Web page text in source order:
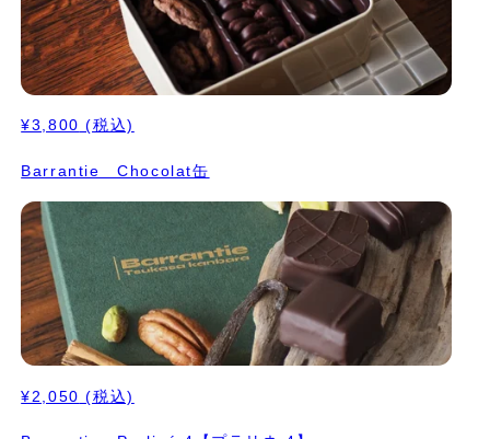
¥3,800 (税込)
Barrantie Chocolat缶
¥2,050 (税込)